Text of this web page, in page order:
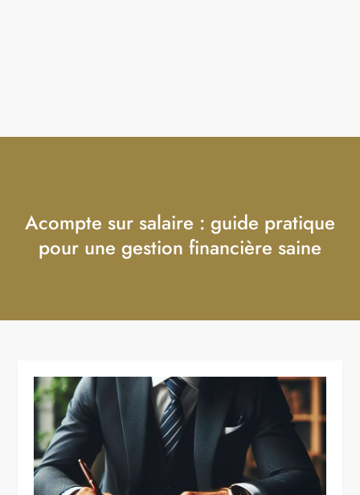
Acompte sur salaire : guide pratique
pour une gestion financière saine